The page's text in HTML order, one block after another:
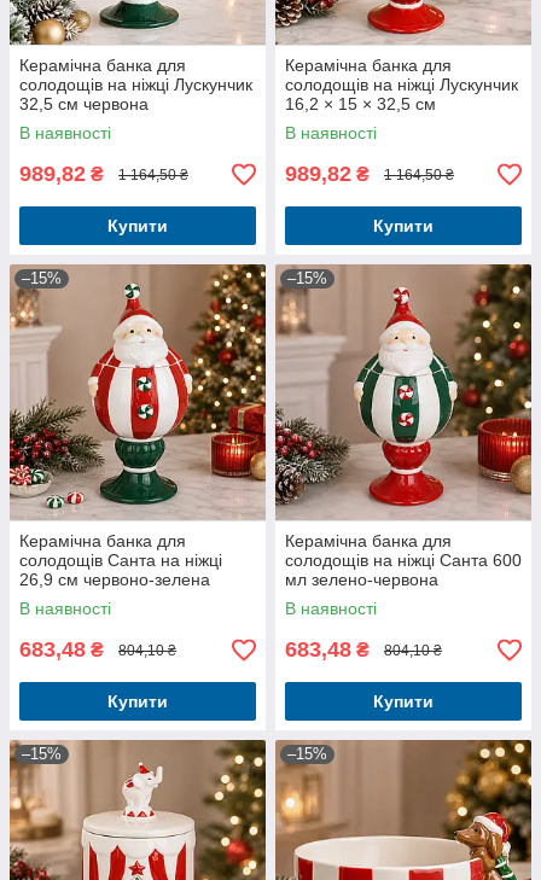
Керамічна банка для
солодощів на ніжці Лускунчик
32,5 см червона
В наявності
989,82 ₴ 1 164,50 ₴
Купити
Керамічна банка для
солодощів на ніжці Лускунчик
16,2 × 15 × 32,5 см
В наявності
989,82 ₴ 1 164,50 ₴
Купити
–15%
Керамічна банка для
солодощів Санта на ніжці
26,9 см червоно-зелена
В наявності
683,48 ₴ 804,10 ₴
Купити
–15%
Керамічна банка для
солодощів на ніжці Санта 600
мл зелено-червона
В наявності
683,48 ₴ 804,10 ₴
Купити
–15% –15%